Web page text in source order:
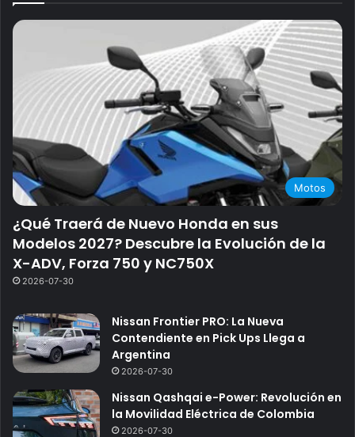
Motos
¿Qué Traerá de Nuevo Honda en sus
Modelos 2027? Descubre la Evolución de la
X-ADV, Forza 750 y NC750X
2026-07-30
Nissan Frontier PRO: La Nueva
Contendiente en Pick Ups Llega a
Argentina
2026-07-30
Nissan Qashqai e-Power: Revolución en
la Movilidad Eléctrica de Colombia
2026-07-30